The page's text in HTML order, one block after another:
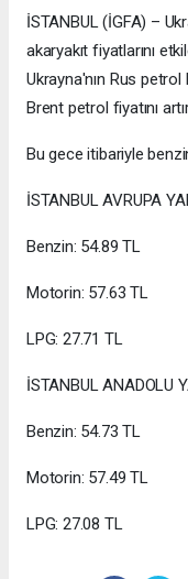
İSTANBUL (İGFA) –
akaryakıt fiyatlarını
Ukrayna'nın Rus petrol
Brent petrol fiyatını
Bu gece itibariyle
İSTANBUL AVRUPA
Benzin: 54.89 TL
Motorin: 57.63 TL
LPG: 27.71 TL
İSTANBUL ANADOLU
Benzin: 54.73 TL
Motorin: 57.49 TL
LPG: 27.08 TL